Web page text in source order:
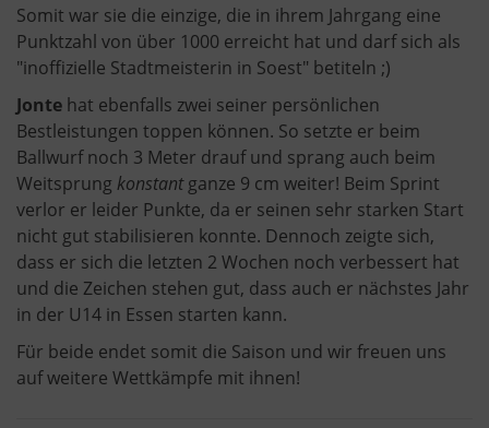
Somit war sie die einzige, die in ihrem Jahrgang eine
Punktzahl von über 1000 erreicht hat und darf sich als
"inoffizielle Stadtmeisterin in Soest" betiteln ;)
Jonte hat ebenfalls zwei seiner persönlichen
Bestleistungen toppen können. So setzte er beim
Ballwurf noch 3 Meter drauf und sprang auch beim
Weitsprung konstantganze 9 cm weiter! Beim Sprint
verlor er leider Punkte, da er seinen sehr starken Start
nicht gut stabilisieren konnte. Dennoch zeigte sich,
dass er sich die letzten 2 Wochen noch verbessert hat
und die Zeichen stehen gut, dass auch er nächstes Jahr
in der U14 in Essen starten kann.
Für beide endet somit die Saison und wir freuen uns
auf weitere Wettkämpfe mit ihnen!